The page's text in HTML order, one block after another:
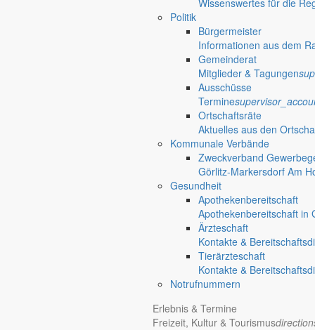
Wissenswertes für die
Politik
Bürgermeister
Informationen aus dem
Gemeinderat
Mitglieder & Tagungen
Ausschüsse
Termine
Ortschaftsräte
Aktuelles aus den
Kommunale Verbände
Zweckverband
Görlitz-Markersdorf Am
Gesundheit
Apothekenbereitschaft
Apothekenbereitschaft in
Ärzteschaft
Kontakte &
Tierärzteschaft
Kontakte &
Notrufnummern
Erlebnis & Termine
Freizeit, Kultur & Tourismus
Sportverein Grün-Weiß Gersdorf e.V.
Ortschaften der Gemeinde Markersdorf
mehr aus diesem
Tag der offenen Tür im Kinderhaus